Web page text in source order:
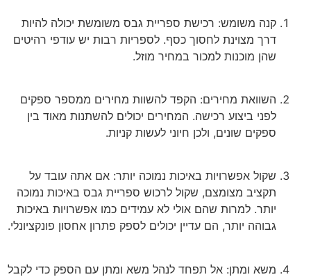
קנה משומש: רכישת ספריית גבס משומשת יכולה להיות
דרך מצוינת לחסוך כסף. לספריות רבות יש עודפי רהיטים
שהן מוכנות למכור במחיר מוזל.
השוואת מחירים: הקפד להשוות מחירים ממספר ספקים
לפני ביצוע רכישה. המחירים יכולים להשתנות מאוד בין
ספקים שונים, ולכן חיוני לעשות קניות.
שקול אפשרויות באיכות נמוכה יותר: אם אתה עובד על
תקציב מצומצם, שקול לרכוש ספריית גבס באיכות נמוכה
יותר. למרות שהם אולי לא עמידים כמו אפשרויות באיכות
גבוהה יותר, הם עדיין יכולים לספק פתרון אחסון פונקציונלי.
משא ומתן: אל תפחד לנהל משא ומתן עם הספק כדי לקבל